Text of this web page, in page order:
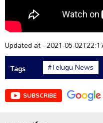
Updated at - 2021-05-
Tags
#Telugu News
SUBSCRIBE